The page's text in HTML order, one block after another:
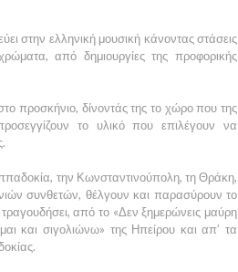
στην ελληνική μουσική κάνοντας στάσεις
από δημιουργίες της προφορικής
προσκήνιο, δίνοντάς της το χώρο που της
το υλικό που επιλέγουν να
την Κωνσταντινούπολη, τη Θράκη,
συνθετών, θέλγουν και παρασύρουν το
από το «Δεν ξημερώνεις μαύρη
και σιγολιώνω» της Ηπείρου και απ’ τα